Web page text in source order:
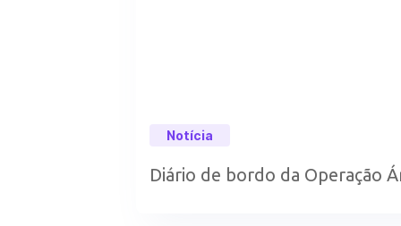
Notícia
Diário de bordo da Operação